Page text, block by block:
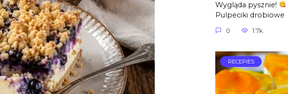
Wygląda pysznie!
Pulpeciki drobiowe
0 1.7k.
RECEPIES